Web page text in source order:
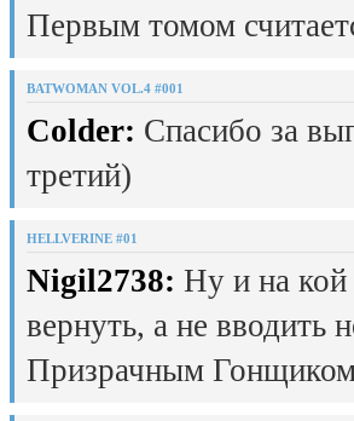
Первым томом
BATWOMAN VOL.4 #001
Colder: Спасибо за
третий)
HELLVERINE #01
Nigil2738: Ну и на кой
вернуть, а не вводить
Призрачным